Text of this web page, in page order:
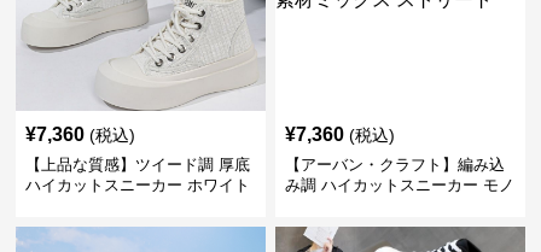
¥7,360 (税込)
【上品な質感】ツイード調 厚底
ハイカットスニーカー ホワイト
ビ クラシック
¥7,360 (税込)
【アーバン・クラフト】編み込
み調 ハイカットスニーカー モノ
トリート